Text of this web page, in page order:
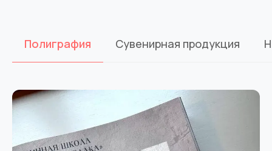
Полиграфия Сувенирная продукция